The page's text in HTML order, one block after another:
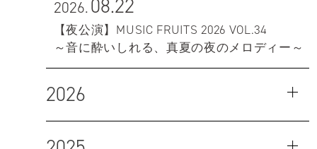
2026.08.22
【夜公演】MUSIC FRUITS 2026 VOL.34
～音に酔いしれる、真夏の夜のメロディー～
2026